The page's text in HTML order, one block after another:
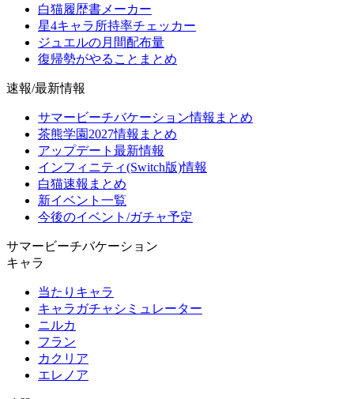
白猫履歴書メーカー
星4キャラ所持率チェッカー
ジュエルの月間配布量
復帰勢がやることまとめ
速報/最新情報
サマービーチバケーション情報まとめ
茶熊学園2027情報まとめ
アップデート最新情報
インフィニティ(Switch版)情報
白猫速報まとめ
新イベント一覧
今後のイベント/ガチャ予定
サマービーチバケーション
キャラ
当たりキャラ
キャラガチャシミュレーター
ニルカ
フラン
カクリア
エレノア